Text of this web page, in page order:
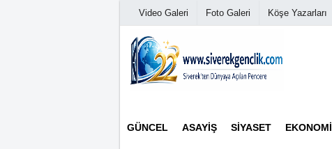
Video Galeri Foto Galeri Köşe Yazarları
GÜNCEL ASAYIŞ SIYASET EKONOMI
Haber Arşivi